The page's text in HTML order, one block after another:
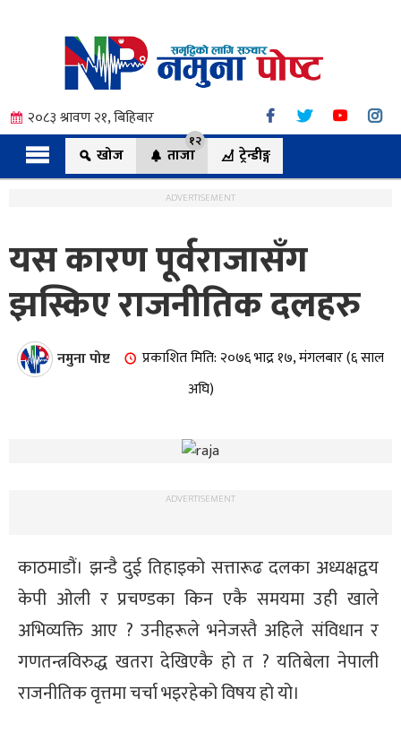
२०८३ श्रावण २१, बिहिबार
खोज
ताजा
१२
ट्रेन्डीङ्ग
ADVERTISEMENT
यस कारण पूर्वराजासँग
झस्किए राजनीतिक दलहरु
नमुना पोष्ट
प्रकाशित मिति: २०७६ भाद्र १७, मंगलबार (६ साल
अघि)
ADVERTISEMENT
काठमाडौं। झन्डै दुई तिहाइको सत्तारूढ दलका अध्यक्षद्वय
केपी ओली र प्रचण्डका किन एकै समयमा उही खाले
अभिव्यक्ति आए ? उनीहरूले भनेजस्तै अहिले संविधान र
गणतन्त्रविरुद्ध खतरा देखिएकै हो त ? यतिबेला नेपाली
राजनीतिक वृत्तमा चर्चा भइरहेको विषय हो यो।